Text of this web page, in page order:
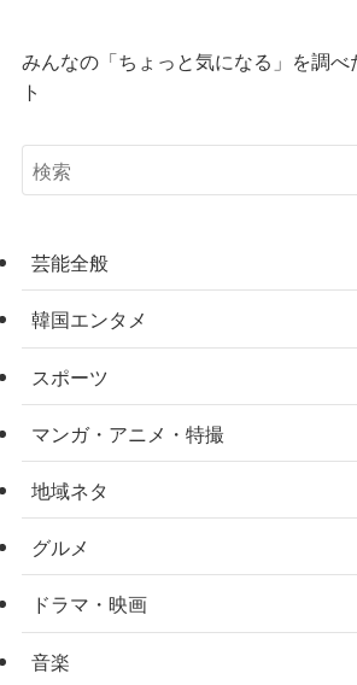
みんなの「ちょっと気になる」を調べ
ト
芸能全般
韓国エンタメ
スポーツ
マンガ・アニメ・特撮
地域ネタ
グルメ
ドラマ・映画
音楽